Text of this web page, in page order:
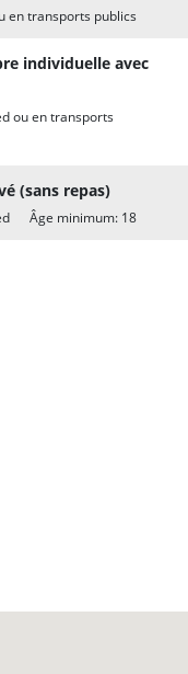
en transports publics
individuelle avec
ou en transports
(sans repas)
Âge minimum: 18